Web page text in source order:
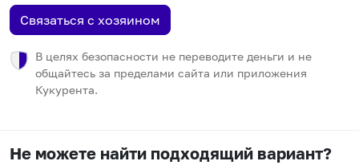
Связаться с хозяином
В целях безопасности не переводите деньги и не
общайтесь за пределами сайта или приложения
Кукурента.
Не можете найти подходящий вариант?